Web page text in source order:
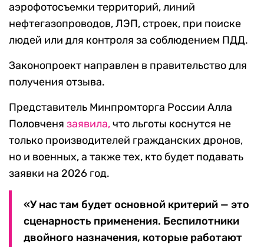
аэрофотосъемки территорий, линий
нефтегазопроводов, ЛЭП, строек, при поиске
людей или для контроля за соблюдением ПДД.
Законопроект направлен в правительство для
получения отзыва.
Представитель Минпромторга России Алла
Половченя заявила,что льготы коснутся не
только производителей гражданских дронов,
но и военных, а также тех, кто будет подавать
заявки на 2026 год.
«У нас там будет основной критерий — это
сценарность применения. Беспилотники
двойного назначения, которые работают